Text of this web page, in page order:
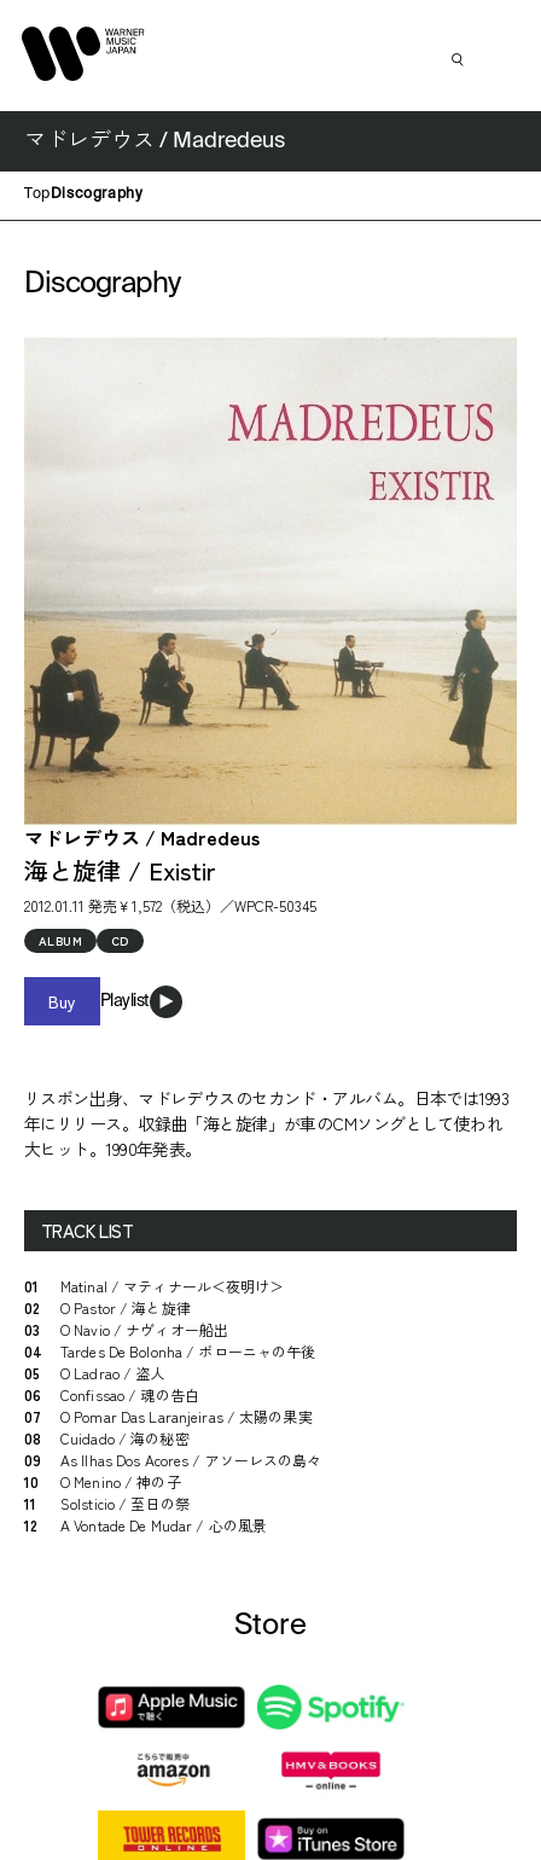
マドレデウス / Madredeus
Top Discography
Discography
マドレデウス / Madredeus
海と旋律 / Existir
2012.01.11 発売￥1,572（税込）／WPCR-50345
ALBUM CD
Buy Playlist
リスボン出身、マドレデウスのセカンド・アルバム。日本では1993
年にリリース。収録曲「海と旋律」が車のCMソングとして使われ
大ヒット。1990年発表。
TRACK LIST
01
Matinal / マティナール＜夜明け＞
02
O Pastor / 海と旋律
03
O Navio / ナヴィオー船出
04
Tardes De Bolonha / ボローニャの午後
05
O Ladrao / 盗人
06
Confissao / 魂の告白
07
O Pomar Das Laranjeiras / 太陽の果実
08
Cuidado / 海の秘密
09
As Ilhas Dos Acores / アソーレスの島々
10
O Menino / 神の子
11
Solsticio / 至日の祭
12
A Vontade De Mudar / 心の風景
Store